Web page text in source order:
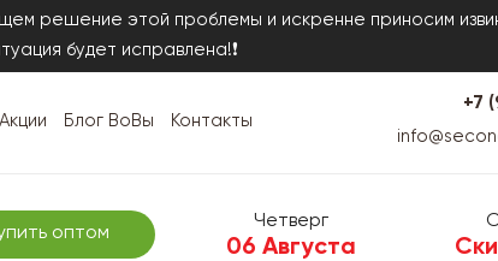
решение этой проблемы и искренне приносим
будет исправлена!❗
Акции Блог ВоВы Контакты
+7
оптом
Четверг
06 Августа